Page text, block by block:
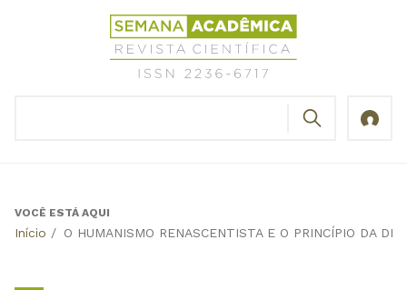
Revista
Científica
Semana
Back
VOCÊ ESTÁ AQUI
Início / O HUMANISMO RENASCENTISTA E O PRINCÍPIO DA